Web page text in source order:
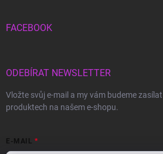
FACEBOOK
ODEBÍRAT NEWSLETTER
Vložte svůj e-mail a my vám budeme
produktech na našem e-shopu.
E-MAIL